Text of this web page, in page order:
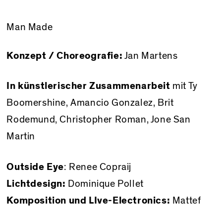
Man Made
Konzept / Choreografie: Jan Martens
In künstlerischer Zusammenarbeit mit Ty
Boomershine, Amancio Gonzalez, Brit
Rodemund, Christopher Roman, Jone San
Martin
Outside Eye: Renee Copraij
Lichtdesign: Dominique Pollet
Komposition und LIve-Electronics: Mattef